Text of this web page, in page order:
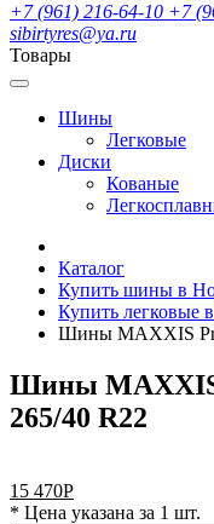
+7 (961) 216-64-10 +7
sibirtyres@ya.ru
Товары
Шины
Легковые
Диски
Кованые
Каталог
Купить шины в
Купить легковые
Шины MAXXIS
Шины MAXXIS
265/40 R22
15 470Р
* Цена указана за 1 шт.